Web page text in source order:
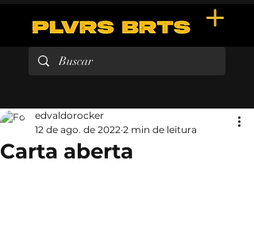
Carta aberta
edvaldorocker
12 de ago. de 2022 2 min de leitura